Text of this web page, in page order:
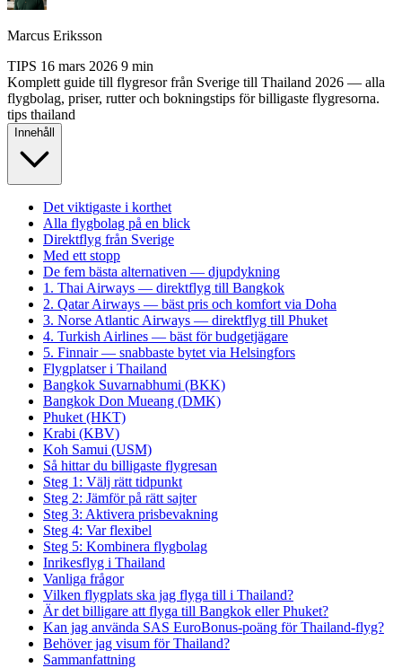
Marcus Eriksson
TIPS 16 mars 2026 9 min
Komplett guide till flygresor från Sverige till Thailand 2026 — alla
flygbolag, priser, rutter och bokningstips för billigaste flygresorna.
tips thailand
Innehåll
Det viktigaste i korthet
Alla flygbolag på en blick
Direktflyg från Sverige
Med ett stopp
De fem bästa alternativen — djupdykning
1. Thai Airways — direktflyg till Bangkok
2. Qatar Airways — bäst pris och komfort via Doha
3. Norse Atlantic Airways — direktflyg till Phuket
4. Turkish Airlines — bäst för budgetjägare
5. Finnair — snabbaste bytet via Helsingfors
Flygplatser i Thailand
Bangkok Suvarnabhumi (BKK)
Bangkok Don Mueang (DMK)
Phuket (HKT)
Krabi (KBV)
Koh Samui (USM)
Så hittar du billigaste flygresan
Steg 1: Välj rätt tidpunkt
Steg 2: Jämför på rätt sajter
Steg 3: Aktivera prisbevakning
Steg 4: Var flexibel
Steg 5: Kombinera flygbolag
Inrikesflyg i Thailand
Vanliga frågor
Vilken flygplats ska jag flyga till i Thailand?
Är det billigare att flyga till Bangkok eller Phuket?
Kan jag använda SAS EuroBonus-poäng för Thailand-flyg?
Behöver jag visum för Thailand?
Sammanfattning